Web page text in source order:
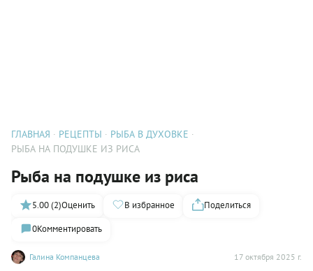
ГЛАВНАЯ РЕЦЕПТЫ
РЫБА В ДУХОВКЕ
РЫБА НА ПОДУШКЕ ИЗ РИСА
Рыба на подушке из риса
Галина Компанцева 17 октября 2025 г.
5.00 (2)Оценить В избранное
Поделиться
0Комментировать